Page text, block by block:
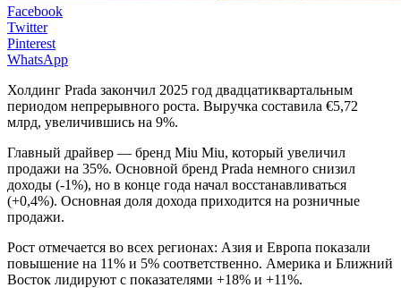
Facebook
Twitter
Pinterest
WhatsApp
Холдинг Prada закончил 2025 год двадцатиквартальным
периодом непрерывного роста. Выручка составила €5,72
млрд, увеличившись на 9%.
Главный драйвер — бренд Miu Miu, который увеличил
продажи на 35%. Основной бренд Prada немного снизил
доходы (-1%), но в конце года начал восстанавливаться
(+0,4%). Основная доля дохода приходится на розничные
продажи.
Рост отмечается во всех регионах: Азия и Европа показали
повышение на 11% и 5% соответственно. Америка и Ближний
Восток лидируют с показателями +18% и +11%.